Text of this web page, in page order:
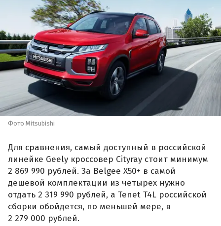
Фото Mitsubishi
Для сравнения, самый доступный в российской
линейке Geely кроссовер Cityray стоит минимум
2 869 990 рублей. За Belgee X50+ в самой
дешевой комплектации из четырех нужно
отдать 2 319 990 рублей, а Tenet T4L российской
сборки обойдется, по меньшей мере, в
2 279 000 рублей.